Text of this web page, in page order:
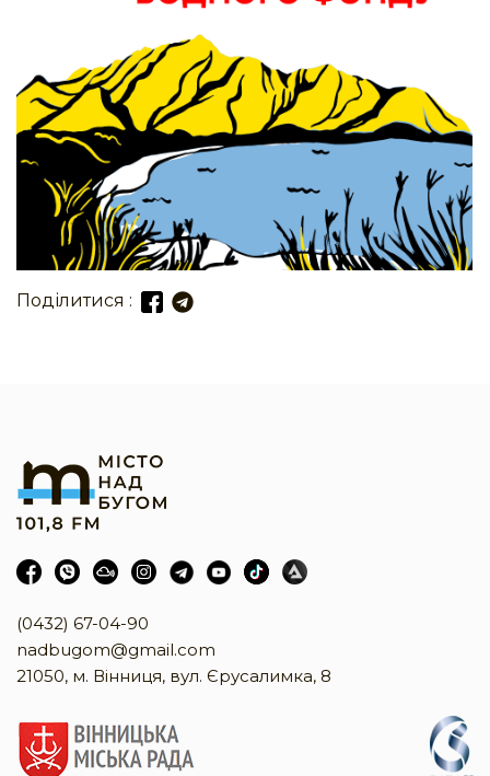
Поділитися :
(0432) 67-04-90
nadbugom@gmail.com
21050, м. Вінниця, вул. Єрусалимка, 8